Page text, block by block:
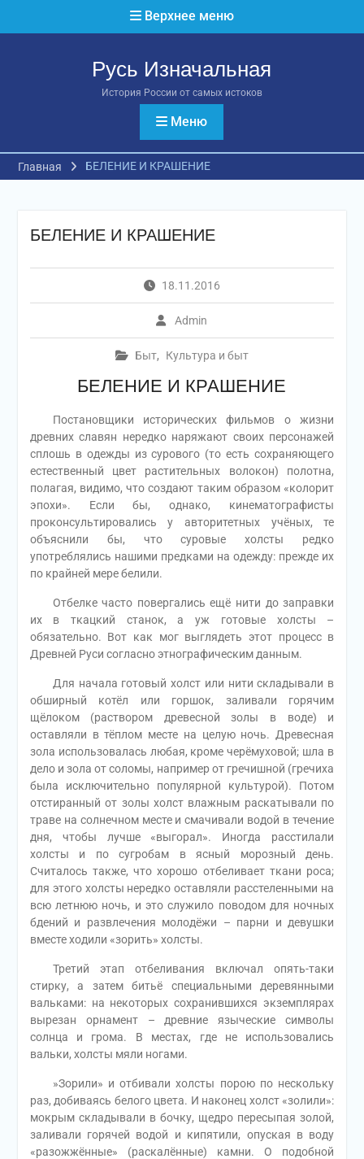
Верхнее меню
Русь Изначальная
История России от самых истоков
Меню
Главная БЕЛЕНИЕ И КРАШЕНИЕ
БЕЛЕНИЕ И КРАШЕНИЕ
18.11.2016
Admin
Быт, Культура и быт
БЕЛЕНИЕ И КРАШЕНИЕ
Постановщики исторических фильмов о жизни
древних славян нередко наряжают своих персонажей
сплошь в одежды из сурового (то есть сохраняющего
естественный цвет растительных волокон) полотна,
полагая, видимо, что создают таким образом «колорит
эпохи». Если бы, однако, кинематографисты
проконсультировались у авторитетных учёных, те
объяснили бы, что суровые холсты редко
употреблялись нашими предками на одежду: прежде их
по крайней мере белили.
Отбелке часто повергались ещё нити до заправки
их в ткацкий станок, а уж готовые холсты –
обязательно. Вот как мог выглядеть этот процесс в
Древней Руси согласно этнографическим данным.
Для начала готовый холст или нити складывали в
обширный котёл или горшок, заливали горячим
щёлоком (раствором древесной золы в воде) и
оставляли в тёплом месте на целую ночь. Древесная
зола использовалась любая, кроме черёмуховой; шла в
дело и зола от соломы, например от гречишной (гречиха
была исключительно популярной культурой). Потом
отстиранный от золы холст влажным раскатывали по
траве на солнечном месте и смачивали водой в течение
дня, чтобы лучше «выгорал». Иногда расстилали
холсты и по сугробам в ясный морозный день.
Считалось также, что хорошо отбеливает ткани роса;
для этого холсты нередко оставляли расстеленными на
всю летнюю ночь, и это служило поводом для ночных
бдений и развлечения молодёжи – парни и девушки
вместе ходили «зорить» холсты.
Третий этап отбеливания включал опять-таки
стирку, а затем битьё специальными деревянными
вальками: на некоторых сохранившихся экземплярах
вырезан орнамент – древние языческие символы
солнца и грома. В местах, где не использовались
вальки, холсты мяли ногами.
»Зорили» и отбивали холсты порою по нескольку
раз, добиваясь белого цвета. И наконец холст «золили»:
мокрым складывали в бочку, щедро пересыпая золой,
заливали горячей водой и кипятили, опуская в воду
«разожжённые» (раскалённые) камни. О подобной